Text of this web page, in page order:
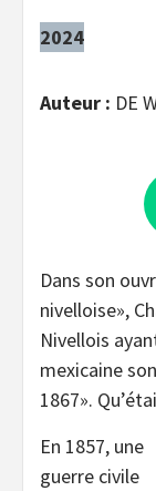
2024
Auteur : DE
Dans son
nivelloise»,
Nivellois
mexicaine
1867».
En 1857, une
guerre civile